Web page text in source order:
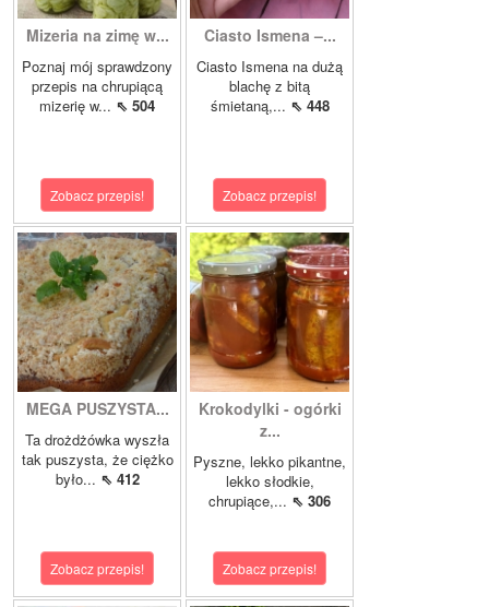
Mizeria na zimę w...
Poznaj mój sprawdzony
przepis na chrupiącą
mizerię w... ⇖ 504
Zobacz przepis!
Ciasto Ismena –...
Ciasto Ismena na dużą
blachę z bitą
śmietaną,... ⇖ 448
Zobacz przepis!
MEGA PUSZYSTA...
Ta drożdżówka wyszła
tak puszysta, że ciężko
było... ⇖ 412
Zobacz przepis!
Krokodylki - ogórki
z...
Pyszne, lekko pikantne,
lekko słodkie,
chrupiące,... ⇖ 306
Zobacz przepis!